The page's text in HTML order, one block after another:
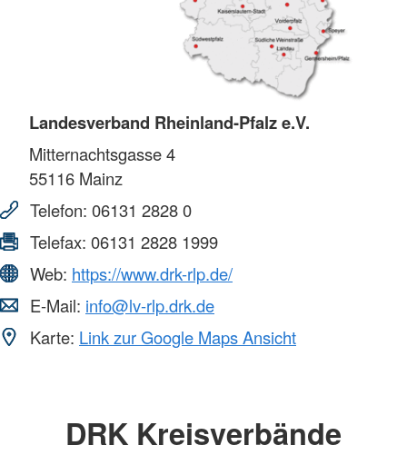
Landesverband Rheinland-Pfalz e.V.
Mitternachtsgasse 4
55116 Mainz
Telefon: 06131 2828 0
Telefax: 06131 2828 1999
Web: https://www.drk-rlp.de/
E-Mail: info@lv-rlp.drk.de
Karte: Link zur Google Maps Ansicht
DRK Kreisverbände